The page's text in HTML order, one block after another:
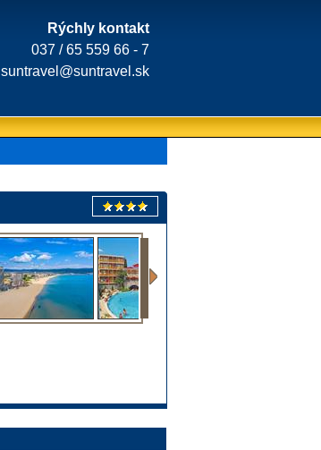
Rýchly kontakt
037 / 65 559 66 - 7
suntravel@suntravel.sk